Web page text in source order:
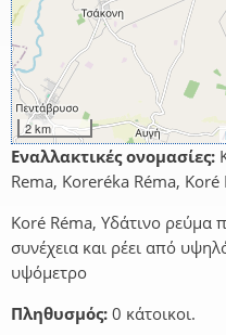
2 km
Εναλλακτικές ονομασίες:
Rema, Koreréka Réma, Koré
Koré Réma, Υδάτινο ρεύμα
συνέχεια και ρέει από
υψόμετρο
Πληθυσμός: 0 κάτοικοι.